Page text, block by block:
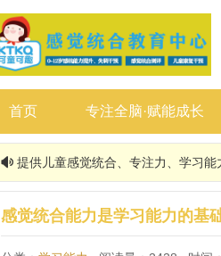
首页 专注全脑·赋能成长
 提供儿童感觉统合、专注力、学习
感觉统合能力是学习能力的基